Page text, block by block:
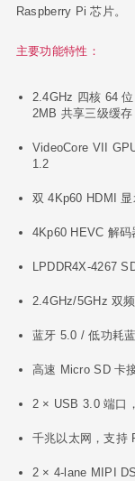
Raspberry Pi 芯片。
主要功能特性：
2.4GHz 四核 64
2MB 共享三级缓存
VideoCore VII
1.2
双 4Kp60 HDMI 显
4Kp60 HEVC 解码
LPDDR4X-4267
2.4GHz/5GHz 双
蓝牙 5.0 / 低功耗
高速 Micro SD 卡
2 × USB 3.0 端口
千兆以太网，支持
2 × 4-lane MIPI